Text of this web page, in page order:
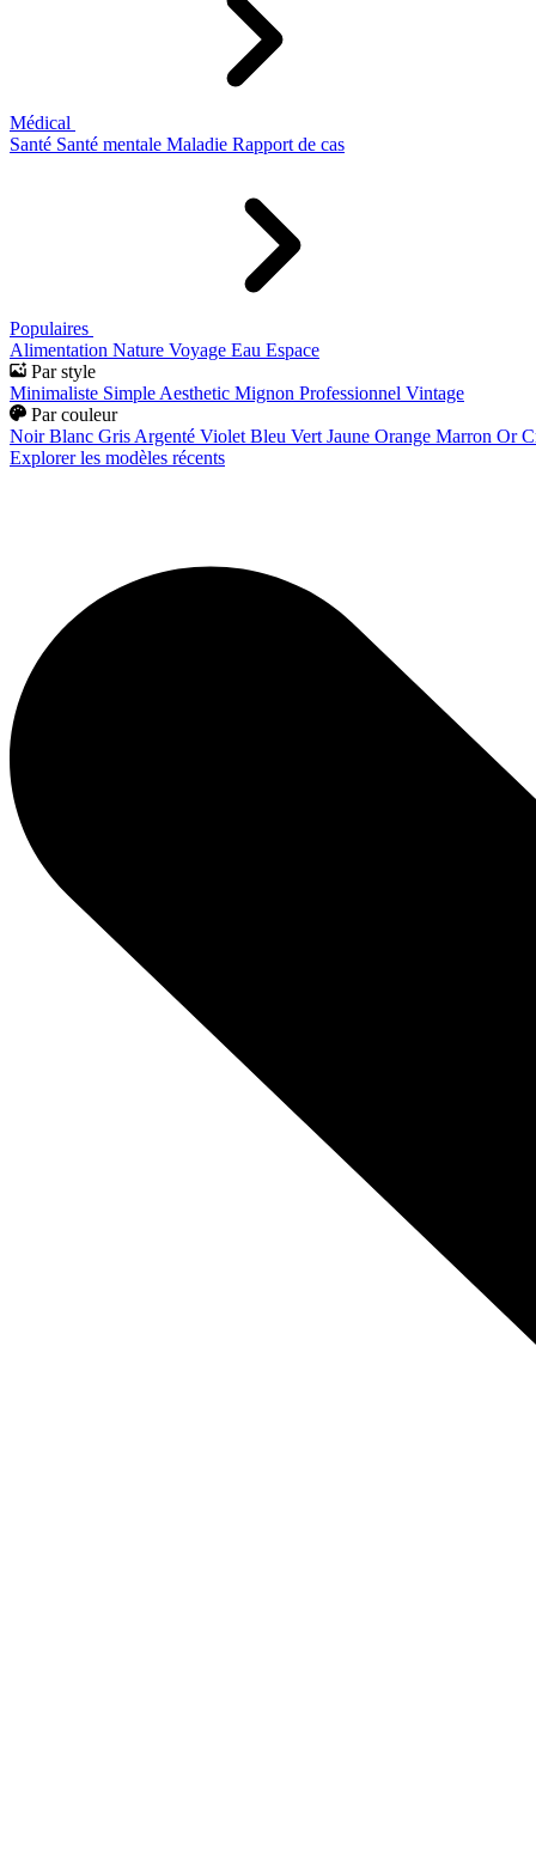
Médical
Santé Santé mentale Maladie Rapport de cas
Populaires
Alimentation Nature Voyage Eau Espace
Par style
Minimaliste Simple Aesthetic Mignon Professionnel Vintage
Par couleur
Noir Blanc Gris Argenté Violet Bleu Vert Jaune Orange Marron Or
Explorer les modèles récents